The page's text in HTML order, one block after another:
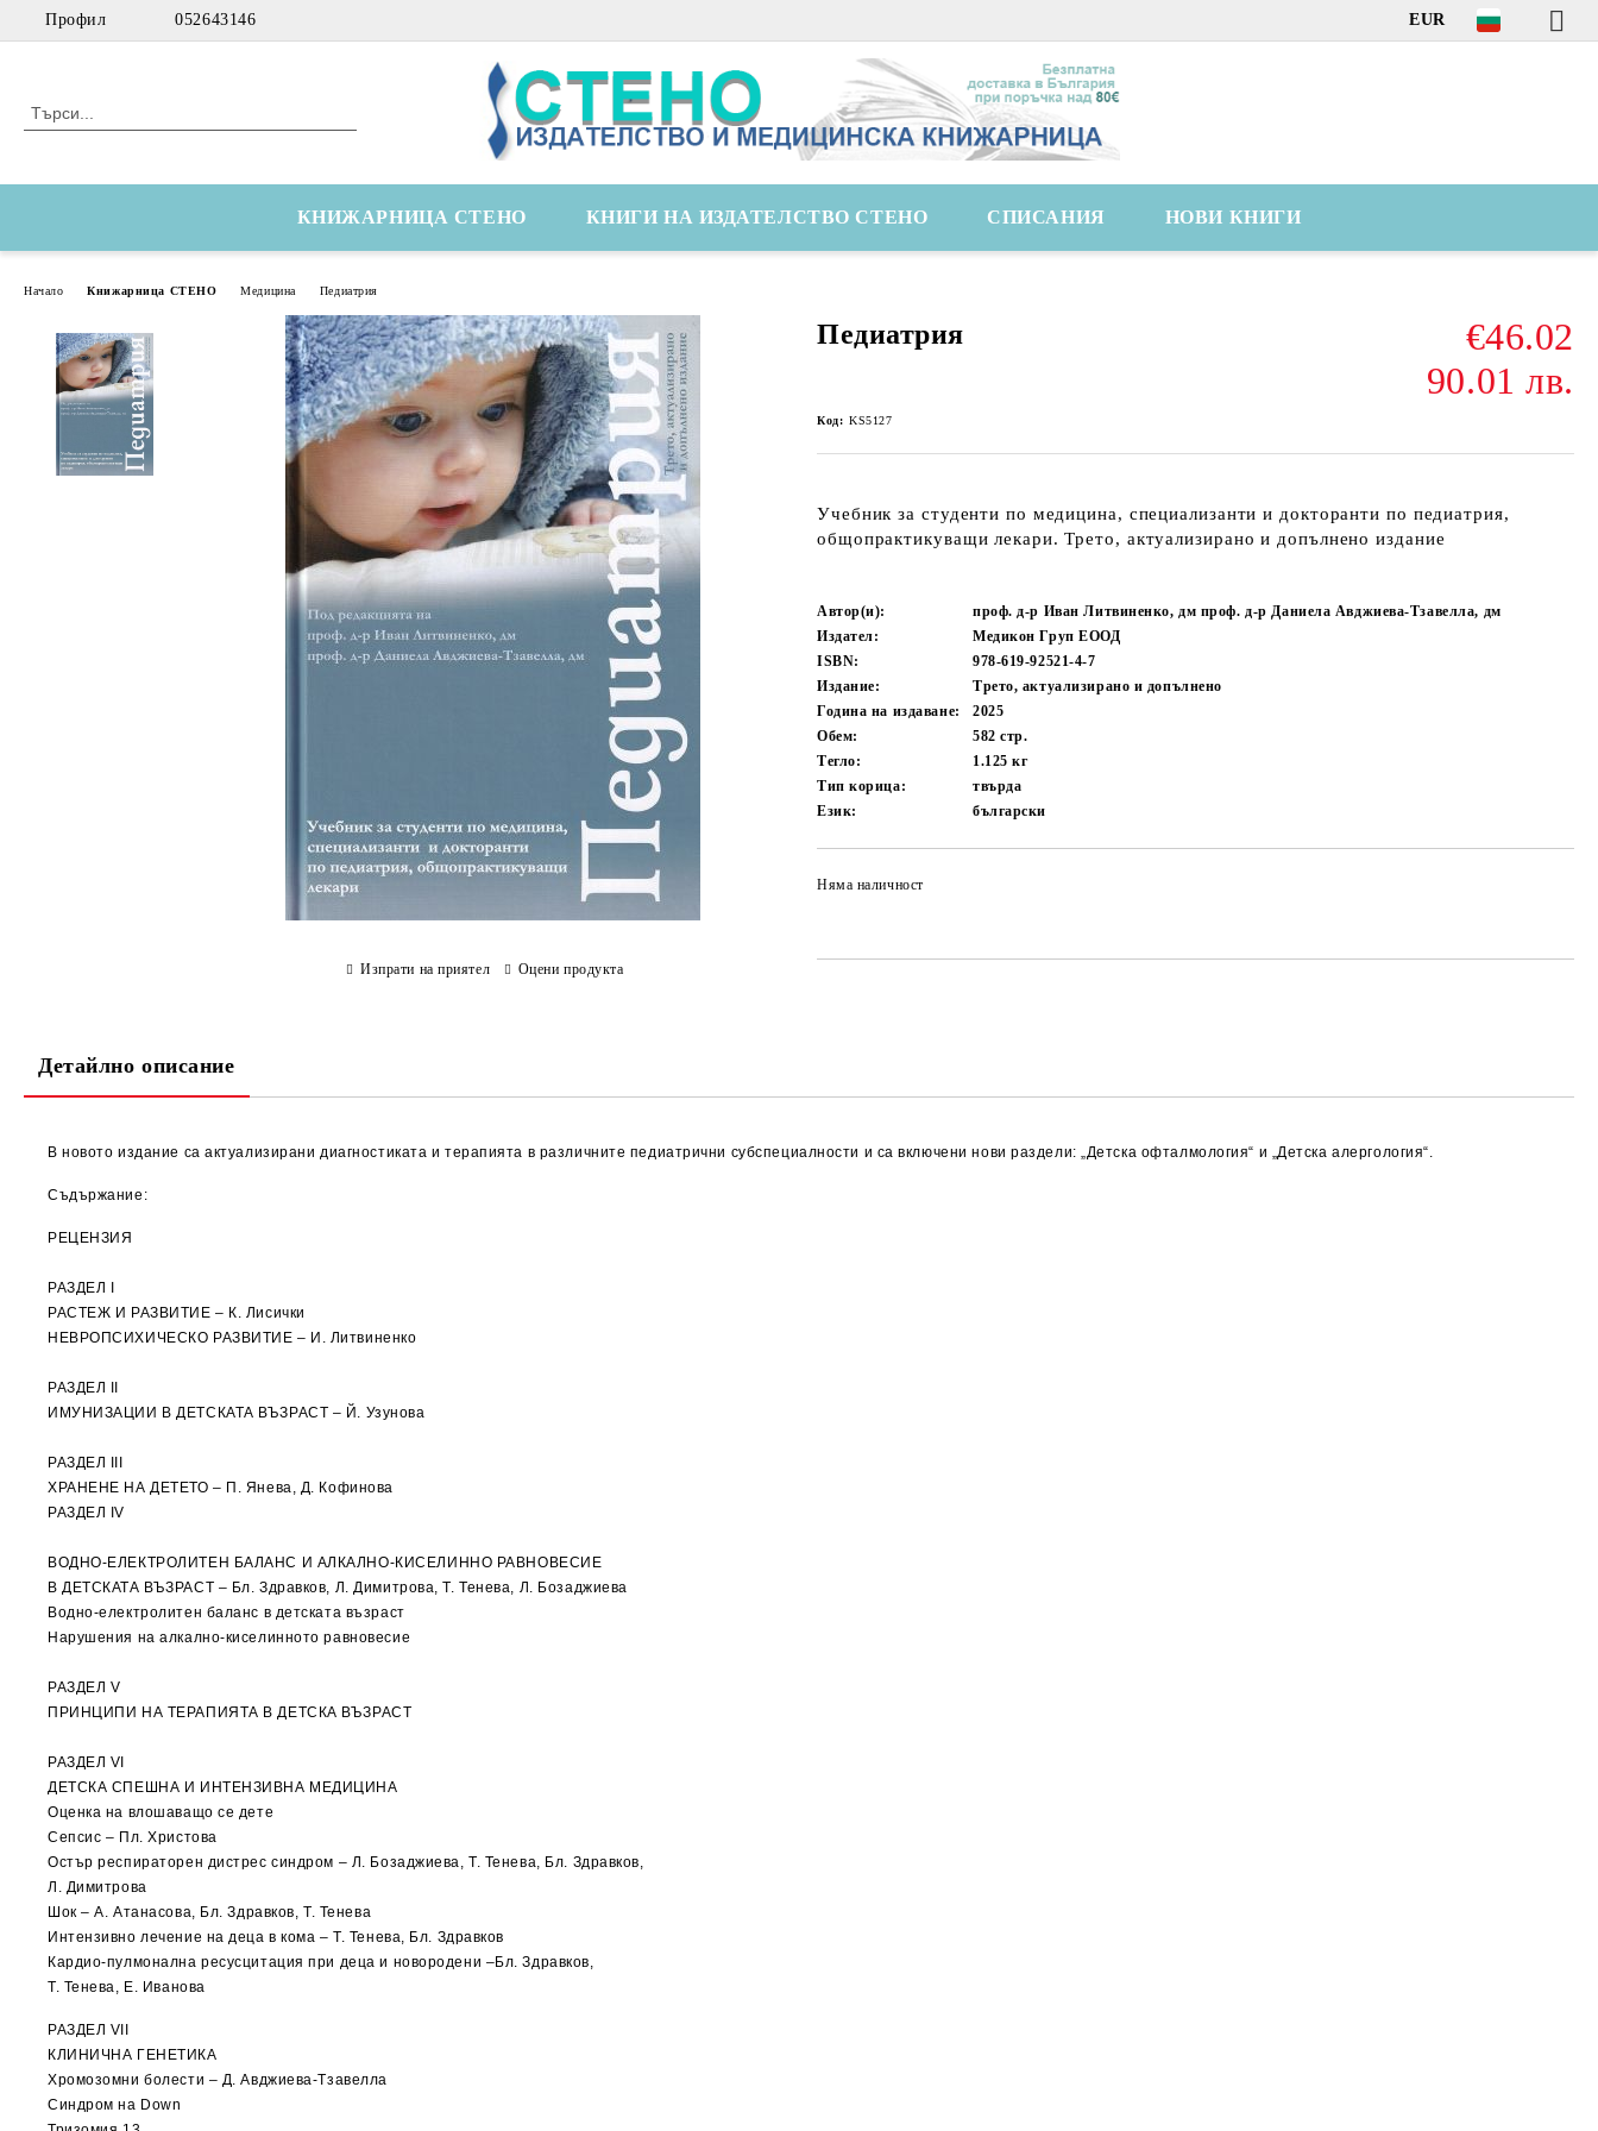
Профил 052643146 EUR
КНИЖАРНИЦА СТЕНО КНИГИ НА ИЗДАТЕЛСТВО СТЕНО СПИСАНИЯ НОВИ КНИГИ
Начало Книжарница СТЕНО Медицина Педиатрия
Педиатрия
€46.02
90.01 лв.
Код: KS5127
Учебник за студенти по медицина, специализанти и докторанти по педиатрия,
общопрактикуващи лекари. Трето, актуализирано и допълнено издание
Автор(и):
проф. д-р Иван Литвиненко, дм проф. д-р Даниела Авджиева-Тзавелла, дм
Издател:
Медикон Груп ЕООД
ISBN:
978-619-92521-4-7
Издание:
Трето, актуализирано и допълнено
Година на издаване:
2025
Обем:
582стр.
Тегло:
1.125кг
Тип корица:
твърда
Език:
български
Няма наличност
Изпрати на приятел Оцени продукта
Детайлно описание
В новото издание са актуализирани диагностиката и терапията в различните педиатрични субспециалности и са включени нови раздели: „Детска офталмология“ и „Детска алергология“.
Съдържание:
РЕЦЕНЗИЯ
РАЗДЕЛ I
РАСТЕЖ И РАЗВИТИЕ – К. Лисички
НЕВРОПСИХИЧЕСКО РАЗВИТИЕ – И. Литвиненко
РАЗДЕЛ II
ИМУНИЗАЦИИ В ДЕТСКАТА ВЪЗРАСТ – Й. Узунова
РАЗДЕЛ III
ХРАНЕНЕ НА ДЕТЕТО – П. Янева, Д. Кофинова
РАЗДЕЛ IV
ВОДНО-ЕЛЕКТРОЛИТЕН БАЛАНС И АЛКАЛНО-КИСЕЛИННО РАВНОВЕСИЕ
В ДЕТСКАТА ВЪЗРАСТ – Бл. Здравков, Л. Димитрова, Т. Тенева, Л. Бозаджиева
Водно-електролитен баланс в детската възраст
Нарушения на алкално-киселинното равновесие
РАЗДЕЛ V
ПРИНЦИПИ НА ТЕРАПИЯТА В ДЕТСКА ВЪЗРАСТ
РАЗДЕЛ VI
ДЕТСКА СПЕШНА И ИНТЕНЗИВНА МЕДИЦИНА
Оценка на влошаващо се дете
Сепсис – Пл. Христова
Остър респираторен дистрес синдром – Л. Бозаджиева, Т. Тенева, Бл. Здравков,
Л. Димитрова
Шок – А. Атанасова, Бл. Здравков, Т. Тенева
Интензивно лечение на деца в кома – Т. Тенева, Бл. Здравков
Кардио-пулмонална ресусцитация при деца и новородени –Бл. Здравков,
Т. Тенева, Е. Иванова
РАЗДЕЛ VII
КЛИНИЧНА ГЕНЕТИКА
Хромозомни болести – Д. Авджиева-Тзавелла
Синдром на Down